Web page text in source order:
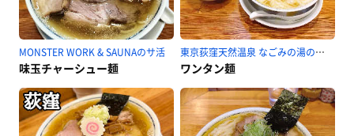
MONSTER WORK & SAUNAのサ活
味玉チャーシュー麺
東京荻窪天然温泉 なごみの湯のサ活
ワンタン麺